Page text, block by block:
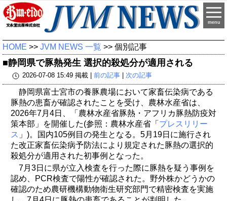
menu
HOME >> JVM NEWS 一覧 >> 個別記事
■静岡県で豚熱発生 選択的殺処分が適用される
2026-07-08 15:49 掲載 | 前の記事| 次の記事
静岡県富士宮市の養豚農場において家畜伝染病である
豚熱の患畜が確認されたことを受け、農林水産省は、
2026年7月4日、「農林水産省豚熱・アフリカ豚熱防疫対
策本部」を開催した(参照：農林水産省「 プレスリリー
ス 」)。国内105例目の発生となる。5月19日に施行され
た改正家畜伝染病予防法により規定された豚熱の選択的
殺処分が適用された初事例となった。
7月3日に県が立入検査を行った際に豚熱を疑う事例を
認め、PCR検査で陽性が確認された。野外株かどうかの
確認のため農研機構動物衛生研究部門で精密検査を実施